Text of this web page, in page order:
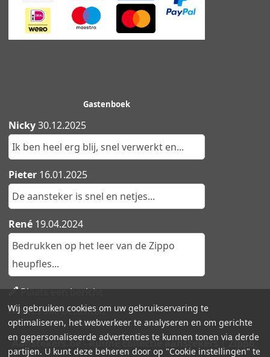
Gastenboek
Nicky30.12.2025
Ik ben heel erg blij, snel verwerkt en...
Pieter 16.01.2025
De aansteker is snel en netjes...
René 19.04.2024
Bedrukken op het leer van de Zippo
heupfles...
Plaats een bericht
Lees alle berichten
Aanstekers.be - Ruime collectie aanstekers | Zippo,
Wij gebruiken cookies om uw gebruikservaring te
optimaliseren, het webverkeer te analyseren en om gerichte
en gepersonaliseerde advertenties te kunnen tonen via derde
partijen. U kunt deze beheren door op "Cookie instellingen" te